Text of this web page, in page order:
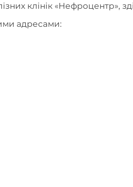
клінік «Нефроцентр»,
адресами: